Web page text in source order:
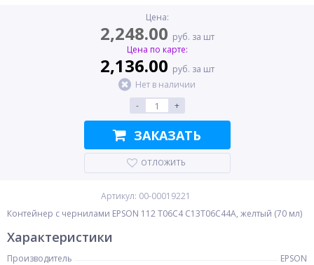
Цена:
2,248.00 руб. за шт
Цена по карте:
2,136.00 руб. за шт
Нет в наличии
-
+
ЗАКАЗАТЬ
ОТЛОЖИТЬ
Артикул: 00-00019221
Контейнер с чернилами EPSON 112 T06C4 C13T06C44A, желтый (70 мл)
Характеристики
Производитель
EPSON